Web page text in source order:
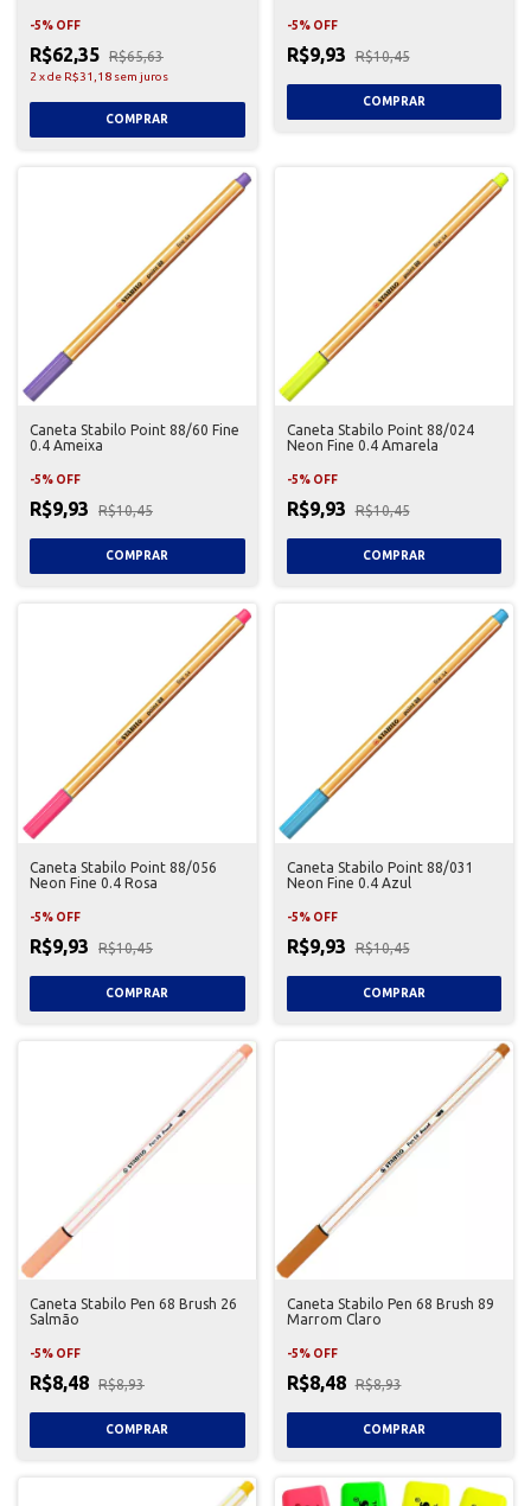
-5% OFF
R$62,35 R$65,63
2 xde R$31,18 sem juros
-5% OFF
R$9,93 R$10,45
Caneta Stabilo Point 88/60 Fine
0.4 Ameixa
-5% OFF
R$9,93 R$10,45
Caneta Stabilo Point 88/024
Neon Fine 0.4 Amarela
-5% OFF
R$9,93 R$10,45
Caneta Stabilo Point 88/056
Neon Fine 0.4 Rosa
-5% OFF
R$9,93 R$10,45
Caneta Stabilo Point 88/031
Neon Fine 0.4 Azul
-5% OFF
R$9,93 R$10,45
Caneta Stabilo Pen 68 Brush 26
Salmão
-5% OFF
R$8,48 R$8,93
Caneta Stabilo Pen 68 Brush 89
Marrom Claro
-5% OFF
R$8,48 R$8,93